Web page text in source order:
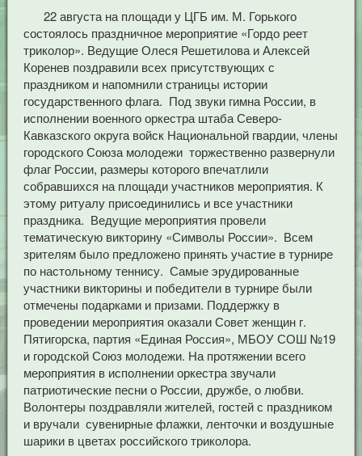
22 августа на площади у ЦГБ им. М. Горького
состоялось праздничное мероприятие «Гордо реет
триколор». Ведущие Олеся Решетилова и Алексей
Коренев поздравили всех присутствующих с
праздником и напомнили страницы истории
государственного флага. Под звуки гимна России, в
исполнении военного оркестра штаба Северо-
Кавказского округа войск Национальной гвардии, члены
городского Союза молодежи торжественно развернули
флаг России, размеры которого впечатлили
собравшихся на площади участников мероприятия. К
этому ритуалу присоединились и все участники
праздника. Ведущие мероприятия провели
тематическую викторину «Символы России». Всем
зрителям было предложено принять участие в турнире
по настольному теннису. Самые эрудированные
участники викторины и победители в турнире были
отмечены подарками и призами. Поддержку в
проведении мероприятия оказали Совет женщин г.
Пятигорска, партия «Единая Россия», МБОУ СОШ №19
и городской Союз молодежи. На протяжении всего
мероприятия в исполнении оркестра звучали
патриотические песни о России, дружбе, о любви.
Волонтеры поздравляли жителей, гостей с праздником
и вручали сувенирные флажки, ленточки и воздушные
шарики в цветах российского триколора.